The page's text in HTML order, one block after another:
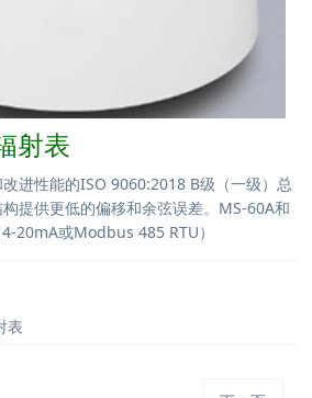
射表
进性能的ISO 9060:2018 B级（一级）总
提供更低的偏移和余弦误差。MS-60A和
20mA或Modbus 485 RTU）
表